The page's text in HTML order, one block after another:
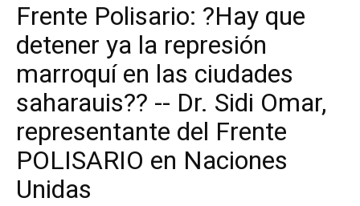
Frente Polisario: ?Hay que
detener ya la represión
marroquí en las ciudades
saharauis?? -- Dr. Sidi Omar,
representante del Frente
POLISARIO en Naciones
Unidas